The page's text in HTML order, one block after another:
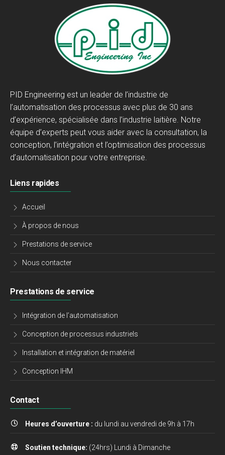
PID Engineering est un leader de l’industrie de
l’automatisation des processus avec plus de 30 ans
d’expérience, spécialisée dans l’industrie laitière. Notre
équipe d’experts peut vous aider avec la consultation, la
conception, l’intégration et l’optimisation des processus
d’automatisation pour votre entreprise.
Liens rapides
Accueil
À propos de nous
Prestations de service
Nous contacter
Prestations de service
Intégration de l’automatisation
Conception de processus industriels
Installation et intégration de matériel
Conception IHM
Contact
Heures d’ouverture : du lundi au vendredi de 9h à 17h
Soutien technique: (24hrs) Lundi à Dimanche